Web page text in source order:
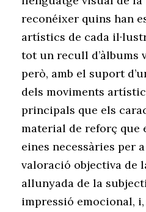
reconéixer quins han
artístics de cada
tot un recull d’àlbums
però, amb el suport
dels moviments
principals que els
material de reforç que
eines necessàries per
valoració objectiva de
allunyada de la
impressió emocional,